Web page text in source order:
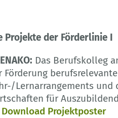
Projekte der Förderlinie I
Das Berufskolleg
Förderung
Lernarrangements
für
Download Projektposter